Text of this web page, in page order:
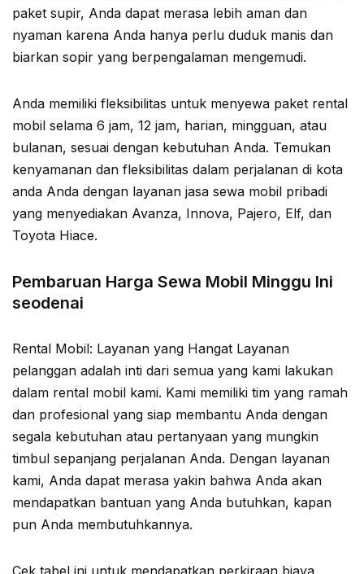
paket supir, Anda dapat merasa lebih aman dan
nyaman karena Anda hanya perlu duduk manis dan
biarkan sopir yang berpengalaman mengemudi.
Anda memiliki fleksibilitas untuk menyewa paket rental
mobil selama 6 jam, 12 jam, harian, mingguan, atau
bulanan, sesuai dengan kebutuhan Anda. Temukan
kenyamanan dan fleksibilitas dalam perjalanan di kota
anda Anda dengan layanan jasa sewa mobil pribadi
yang menyediakan Avanza, Innova, Pajero, Elf, dan
Toyota Hiace.
Pembaruan Harga Sewa Mobil Minggu Ini
seodenai
Rental Mobil: Layanan yang Hangat Layanan
pelanggan adalah inti dari semua yang kami lakukan
dalam rental mobil kami. Kami memiliki tim yang ramah
dan profesional yang siap membantu Anda dengan
segala kebutuhan atau pertanyaan yang mungkin
timbul sepanjang perjalanan Anda. Dengan layanan
kami, Anda dapat merasa yakin bahwa Anda akan
mendapatkan bantuan yang Anda butuhkan, kapan
pun Anda membutuhkannya.
Cek tabel ini untuk mendapatkan perkiraan biaya